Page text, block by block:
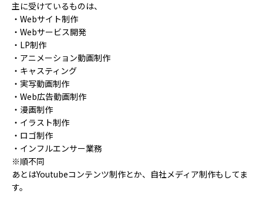
主に受けているものは、
・Webサイト制作
・Webサービス開発
・LP制作
・アニメーション動画制作
・キャスティング
・実写動画制作
・Web広告動画制作
・漫画制作
・イラスト制作
・ロゴ制作
・インフルエンサー業務
※順不同
あとはYoutubeコンテンツ制作とか、自社メディア制作もしてま
す。